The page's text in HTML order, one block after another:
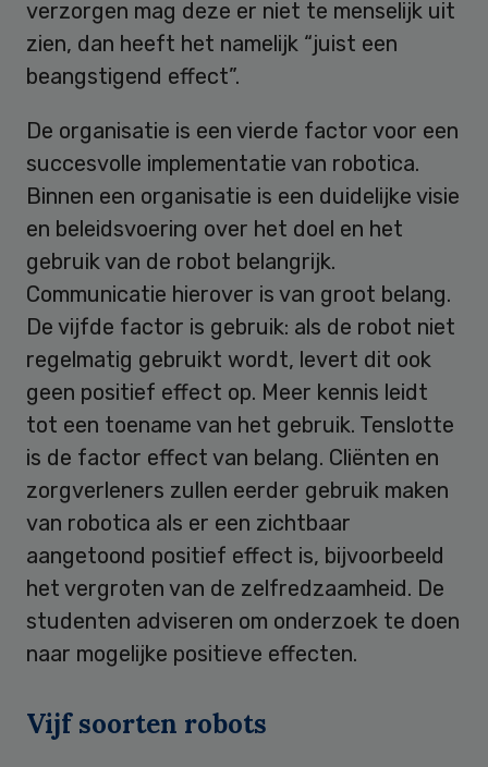
verzorgen mag deze er niet te menselijk uit
zien, dan heeft het namelijk “juist een
beangstigend effect”.
De organisatie is een vierde factor voor een
succesvolle implementatie van robotica.
Binnen een organisatie is een duidelijke visie
en beleidsvoering over het doel en het
gebruik van de robot belangrijk.
Communicatie hierover is van groot belang.
De vijfde factor is gebruik: als de robot niet
regelmatig gebruikt wordt, levert dit ook
geen positief effect op. Meer kennis leidt
tot een toename van het gebruik. Tenslotte
is de factor effect van belang. Cliënten en
zorgverleners zullen eerder gebruik maken
van robotica als er een zichtbaar
aangetoond positief effect is, bijvoorbeeld
het vergroten van de zelfredzaamheid. De
studenten adviseren om onderzoek te doen
naar mogelijke positieve effecten.
Vijf soorten robots